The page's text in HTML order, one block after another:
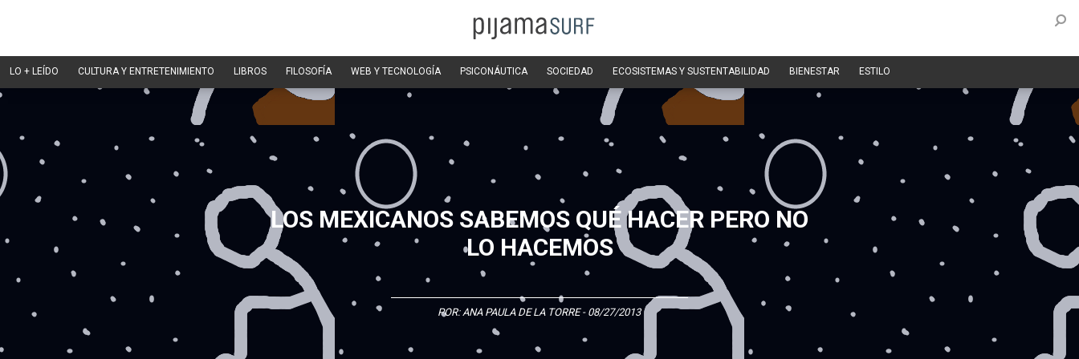
LO + LEÍDO CULTURA Y ENTRETENIMIENTO LIBROS FILOSOFÍA WEB Y TECNOLOGÍA PSICONÁUTICA SOCIEDAD ECOSISTEMAS Y SUSTENTABILIDAD BIENESTAR ESTILO
LOS MEXICANOS SABEMOS QUÉ HACER PERO NO
LO HACEMOS
POR: ANA PAULA DE LA TORRE- 08/27/2013